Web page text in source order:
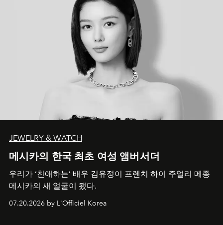
JEWELRY & WATCH
메시카의 한국 최초 여성 앰버서더
우리가 ‘친애하는’ 배우 김유정이 프렌치 하이 주얼리 메종
메시카의 새 얼굴이 됐다.
07.20.2026 by L'Officiel Korea